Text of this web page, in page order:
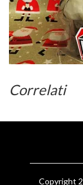
Correlati
Copyright